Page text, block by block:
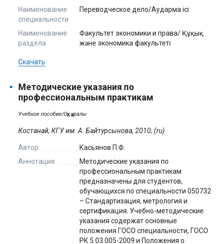
Наименование
специальности
Переводческое дело/Аударма ісі
Наименование
раздела
Факультет экономики и права/ Құқық
және экономика факультеті
Скачать
Методические указания по
профессиональным практикам
Учебное пособие/Оқу құралы
Костанай; КГУ им. А. Байтурсынова, 2010; (ru)
Автор
Касьянов П.Ф.
Аннотация
Методические указания по
профессиональным практикам
предназначены для студентов,
обучающихся по специальности 050732
– Стандартизация, метрология и
сертификация. Учебно-методические
указания содержат основные
положения ГОСО специальности, ГОСО
РК 5.03.005-2009 и Положения о